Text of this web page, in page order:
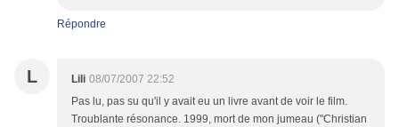
Répondre
L Lili 08/07/2007 22:52
Pas lu, pas su qu'il y avait eu un livre avant de voir le film.
Troublante résonance. 1999, mort de mon jumeau ("Christian